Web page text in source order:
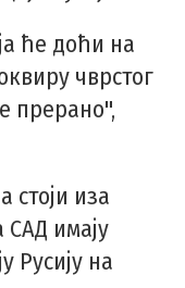
ће доћи на
чврстог
прерано",
стоји иза
САД имају
Русију на